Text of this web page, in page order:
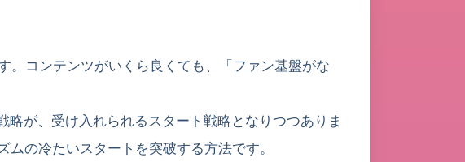
。コンテンツがいくら良くても、「ファン基盤がな
略が、受け入れられるスタート戦略となりつつありま
ムの冷たいスタートを突破する方法です。